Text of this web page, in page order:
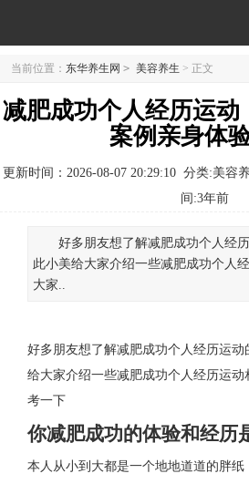
当前位置： 东华养生网 > 美容养生 > 正文
减肥成功个人经历运
案例亲身体验
更新时间：2026-08-07 20:29:10 分类:美容
间:3年前
好多朋友想了解减肥成功个人经
此小美给大家介绍一些减肥成功个人
大家..
好多朋友想了解减肥成功个人经历运动
给大家介绍一些减肥成功个人经历运动
考一下
你减肥成功的体验和经历
本人从小到大都是一个地地道道的胖